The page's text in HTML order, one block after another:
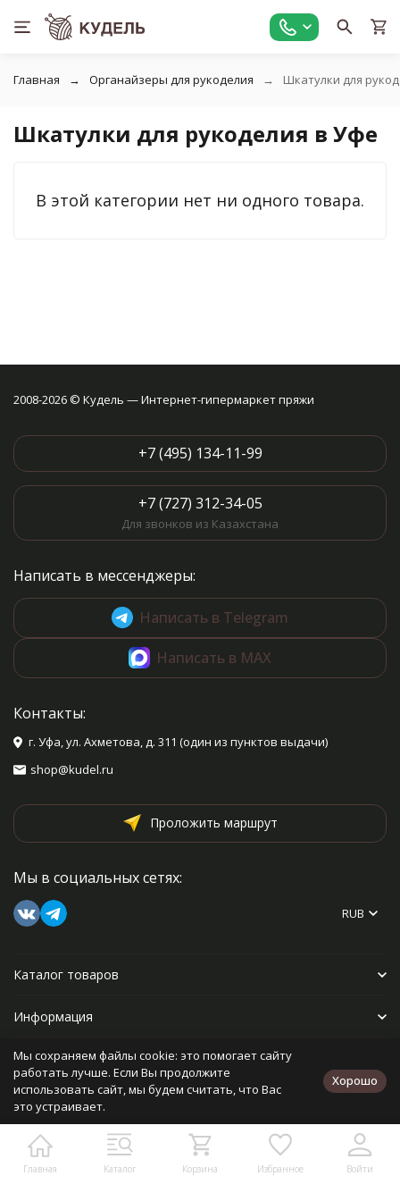
Главная Органайзеры для рукоделия Шкатулки для
Шкатулки для рукоделия в Уфе
В этой категории нет ни одного товара.
Главная Каталог Корзина Избранное Войти
2008-2026 © Кудель — Интернет-гипермаркет пряжи
+7 (495) 134-11-99
+7 (727) 312-34-05
Для звонков из Казахстана
Написать в мессенджеры:
Написать в Telegram
Написать в MAX
Контакты:
г. Уфа, ул. Ахметова, д. 311 (один из пунктов выдачи)
shop@kudel.ru
Проложить маршрут
Мы в социальных сетях:
RUB
Каталог товаров
Информация
Прочее
Политика персональных данных
Разработано в
bodysite.ru
Мы сохраняем файлы cookie: это помогает сайту
работать лучше. Если Вы продолжите
использовать сайт, мы будем считать, что Вас
это устраивает.
Хорошо